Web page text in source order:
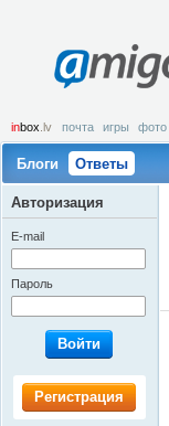
inbox .lv почта игры фото
Блоги Ответы
Авторизация
E-mail
Пароль
Войти
Регистрация